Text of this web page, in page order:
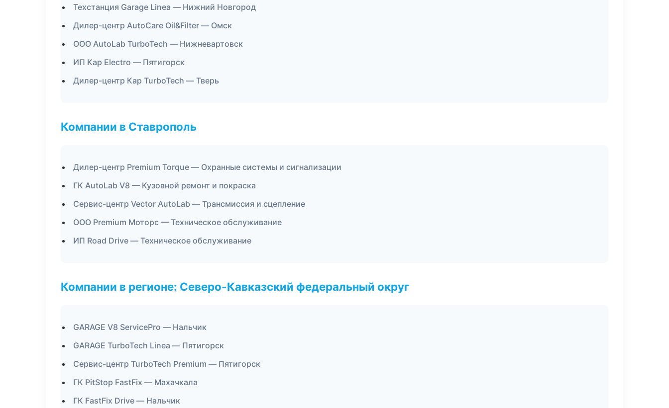
Техстанция Garage Linea — Нижний Новгород
Дилер-центр AutoCare Oil&Filter — Омск
ООО AutoLab TurboTech — Нижневартовск
ИП Кар Electro — Пятигорск
Дилер-центр Кар TurboTech — Тверь
Компании в Ставрополь
Дилер-центр Premium Torque — Охранные системы и сигнализации
ГК AutoLab V8 — Кузовной ремонт и покраска
Сервис-центр Vector AutoLab — Трансмиссия и сцепление
ООО Premium Моторс — Техническое обслуживание
ИП Road Drive — Техническое обслуживание
Компании в регионе: Северо-Кавказский федеральный округ
GARAGE V8 ServicePro — Нальчик
GARAGE TurboTech Linea — Пятигорск
Сервис-центр TurboTech Premium — Пятигорск
ГК PitStop FastFix — Махачкала
ГК FastFix Drive — Нальчик